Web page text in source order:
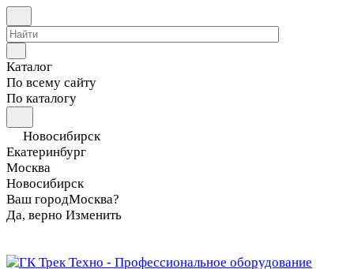
Каталог
По всему сайту
По каталогу
Новосибирск
Екатеринбург
Москва
Новосибирск
Ваш городМосква?
Да, верно Изменить